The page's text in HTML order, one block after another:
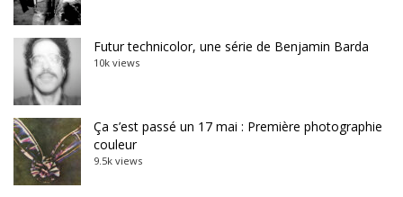
Futur technicolor, une série de Benjamin Barda
10k views
Ça s’est passé un 17 mai : Première photographie
couleur
9.5k views